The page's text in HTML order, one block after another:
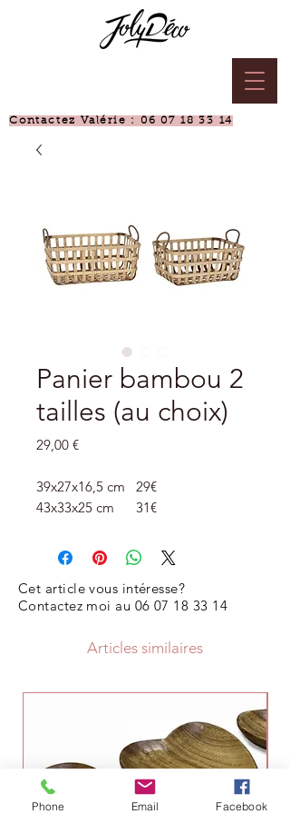
Contactez Valérie :06 07 18 33 14
Panier bambou 2
tailles (au choix)
29,00 €Prix
39x27x16,5 cm 29€
43x33x25 cm 31€
Cet article vous intéresse?
Contactez moi au 06 07 18 33 14
Articles similaires
Phone Email Facebook